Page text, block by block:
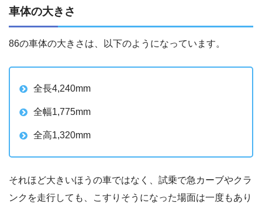
車体の大きさ
86の車体の大きさは、以下のようになっています。
全長4,240mm
全幅1,775mm
全高1,320mm
それほど大きいほうの車ではなく、試乗で急カーブやクラ
ンクを走行しても、こすりそうになった場面は一度もあり